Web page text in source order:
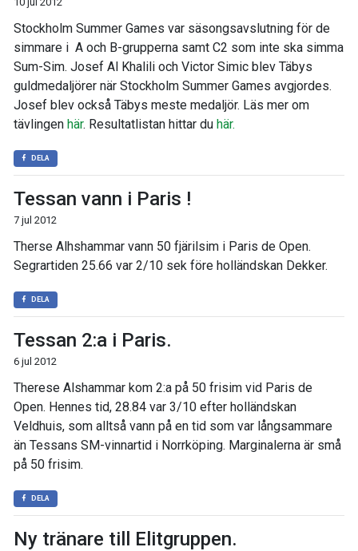
Stockholm Summer Games var säsongsavslutning för de
simmare i A och B-grupperna samt C2 som inte ska simma
Sum-Sim. Josef Al Khalili och Victor Simic blev Täbys
guldmedaljörer när Stockholm Summer Games avgjordes.
Josef blev också Täbys meste medaljör. Läs mer om
tävlingen här. Resultatlistan hittar du här.
DELA
Tessan vann i Paris !
7 jul 2012
Therse Alhshammar vann 50 fjärilsim i Paris de Open.
Segrartiden 25.66 var 2/10 sek före holländskan Dekker.
DELA
Tessan 2:a i Paris.
6 jul 2012
Therese Alshammar kom 2:a på 50 frisim vid Paris de
Open. Hennes tid, 28.84 var 3/10 efter holländskan
Veldhuis, som alltså vann på en tid som var långsammare
än Tessans SM-vinnartid i Norrköping. Marginalerna är små
på 50 frisim.
DELA
Ny tränare till Elitgruppen.